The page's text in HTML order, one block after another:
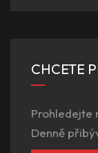
CHCETE
Prohledejte
Denně